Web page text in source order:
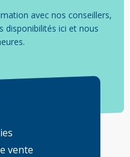
avec nos conseillers,
disponibilités ici et nous
vente